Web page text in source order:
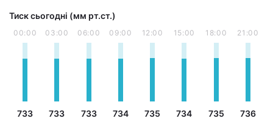
Тиск сьогодні (мм рт.ст.)
00:00
733
03:00
733
06:00
733
09:00
734
12:00
735
15:00
734
18:00
735
21:00
736